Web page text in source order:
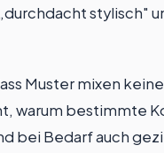
stylisch"
Muster mixen
warum bestimmte
bei Bedarf auch